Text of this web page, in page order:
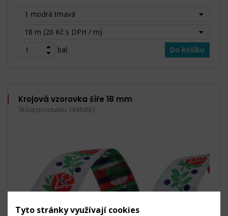
1 modrá tmavá
18 m (20 Kč s DPH / m)
bal.
Do košíku
Krojová vzorovka šíře 18 mm
(Kód produktu: 149588)
Tyto stránky využívají cookies